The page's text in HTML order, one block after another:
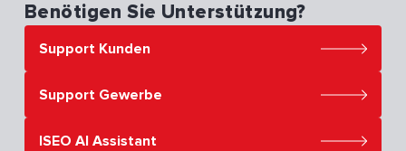
Benötigen Sie Unterstützung?
Support Kunden
Support Gewerbe
ISEO AI Assistant